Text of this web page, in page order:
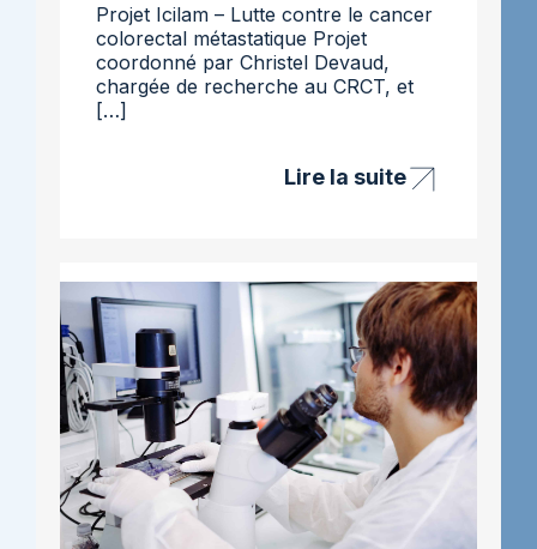
Projet Icilam – Lutte contre le cancer
colorectal métastatique Projet
coordonné par Christel Devaud,
chargée de recherche au CRCT, et
[…]
Lire la suite
Projet
contre
cancer
colorectal
métastatique